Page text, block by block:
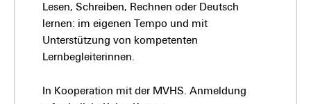
Lesen, Schreiben, Rechnen oder Deutsch
lernen: im eigenen Tempo und mit
Unterstützung von kompetenten
Lernbegleiterinnen.
In Kooperation mit der MVHS. Anmeldung